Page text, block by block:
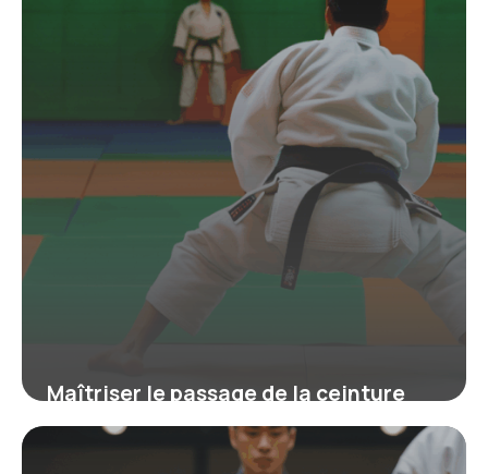
Maîtriser le passage de la ceinture
orange à la ceinture verte en judo :
enjeux et symbolique